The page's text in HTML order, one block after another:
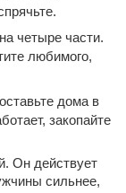
четыре части.
любимого,
дома в
закопайте
Он действует
сильнее,